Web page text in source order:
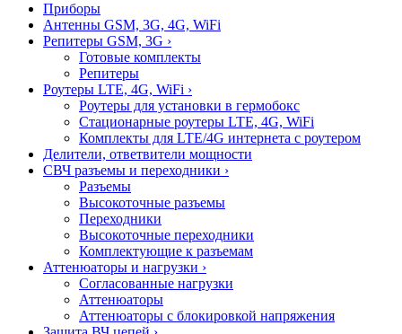
Приборы
Антенны GSM, 3G, 4G, WiFi
Репитеры GSM, 3G ›
Готовые комплекты
Репитеры
Роутеры LTE, 4G, WiFi ›
Роутеры для установки в гермобокс
Стационарные роутеры LTE, 4G, WiFi
Комплекты для LTE/4G интернета с роутером
Делители, ответвители мощности
СВЧ разъемы и переходники ›
Разъемы
Высокоточные разъемы
Переходники
Высокоточные переходники
Комплектующие к разъемам
Аттенюаторы и нагрузки ›
Согласованные нагрузки
Аттенюаторы
Аттенюаторы с блокировкой напряжения